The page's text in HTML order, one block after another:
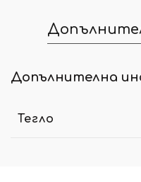
Допълнителна
Тегло